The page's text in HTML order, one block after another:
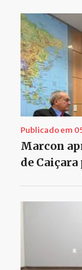
Publicado em
Marcon
de